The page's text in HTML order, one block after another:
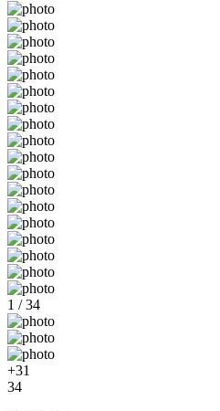
1 / 34
+31
34